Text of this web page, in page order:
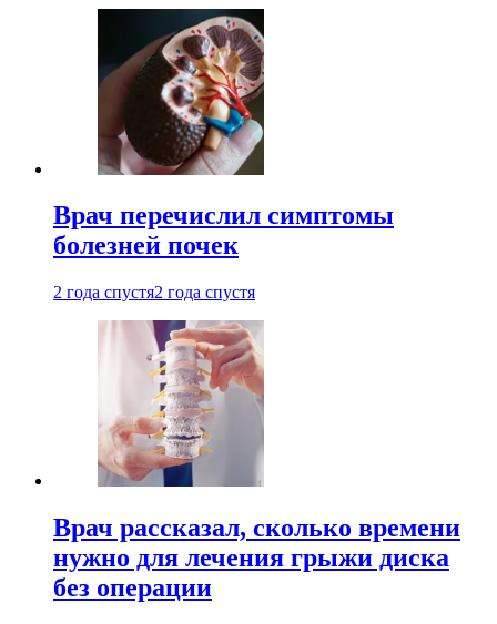
Врач перечислил симптомы
болезней почек
2 года спустя2 года спустя
Врач рассказал, сколько времени
нужно для лечения грыжи диска
без операции